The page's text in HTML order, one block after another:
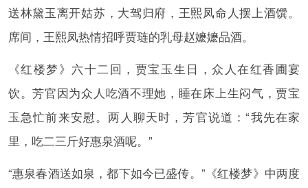
送林黛玉离开姑苏，大驾归府，王熙凤命人摆上酒馔。
席间，王熙凤热情招呼贾琏的乳母赵嬷嬷品酒。
《红楼梦》六十二回，贾宝玉生日，众人在红香圃宴
饮。芳官因为众人吃酒不理她，睡在床上生闷气，贾宝
玉急忙前来安慰。两人聊天时，芳官说道：“我先在家
里，吃二三斤好惠泉酒呢。”
“惠泉春酒送如泉，都下如今已盛传。”《红楼梦》中两度